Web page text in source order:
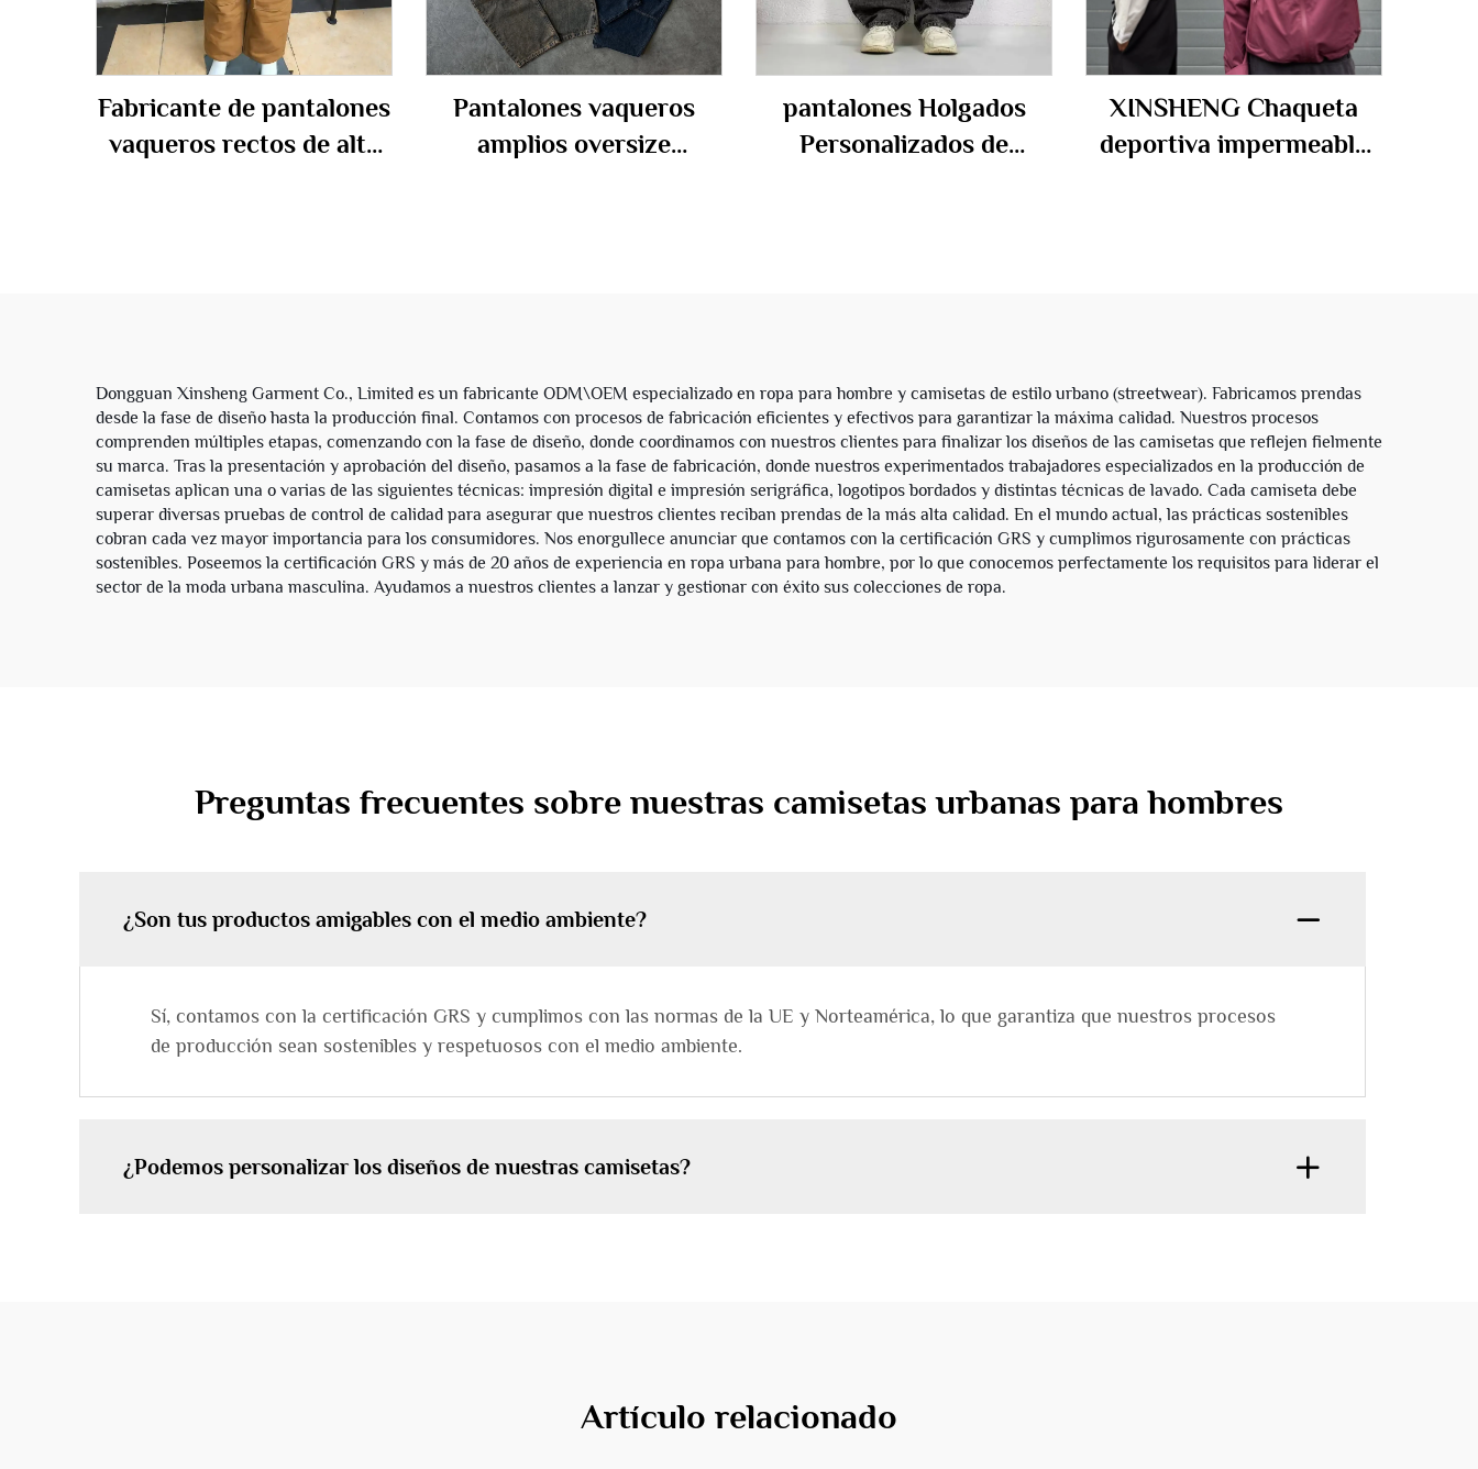
Fabricante de pantalones
vaqueros rectos de alta
Pantalones vaqueros
amplios oversize
pantalones Holgados
Personalizados de
XINSHENG Chaqueta
deportiva impermeable
Dongguan Xinsheng Garment Co., Limited es un fabricante ODM\OEM especializado en ropa para hombre y camisetas de estilo urbano (streetwear). Fabricamos prendas
desde la fase de diseño hasta la producción final. Contamos con procesos de fabricación eficientes y efectivos para garantizar la máxima calidad. Nuestros procesos
comprenden múltiples etapas, comenzando con la fase de diseño, donde coordinamos con nuestros clientes para finalizar los diseños de las camisetas que reflejen fielmente
su marca. Tras la presentación y aprobación del diseño, pasamos a la fase de fabricación, donde nuestros experimentados trabajadores especializados en la producción de
camisetas aplican una o varias de las siguientes técnicas: impresión digital e impresión serigráfica, logotipos bordados y distintas técnicas de lavado. Cada camiseta debe
superar diversas pruebas de control de calidad para asegurar que nuestros clientes reciban prendas de la más alta calidad. En el mundo actual, las prácticas sostenibles
cobran cada vez mayor importancia para los consumidores. Nos enorgullece anunciar que contamos con la certificación GRS y cumplimos rigurosamente con prácticas
sostenibles. Poseemos la certificación GRS y más de 20 años de experiencia en ropa urbana para hombre, por lo que conocemos perfectamente los requisitos para liderar el
sector de la moda urbana masculina. Ayudamos a nuestros clientes a lanzar y gestionar con éxito sus colecciones de ropa.
Preguntas frecuentes sobre nuestras camisetas urbanas para hombres
¿Son tus productos amigables con el medio ambiente?
Sí, contamos con la certificación GRS y cumplimos con las normas de la UE y Norteamérica, lo que garantiza que nuestros procesos
de producción sean sostenibles y respetuosos con el medio ambiente.
¿Podemos personalizar los diseños de nuestras camisetas?
Artículo relacionado